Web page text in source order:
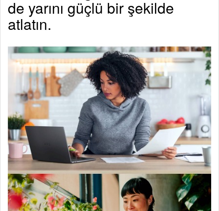
de yarını güçlü bir şekilde
atlatın.